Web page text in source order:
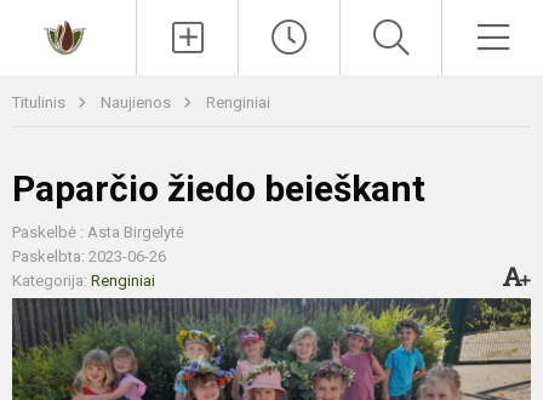
Titulinis Naujienos Renginiai
Paparčio žiedo beieškant
Paskelbė : Asta Birgelytė
Paskelbta: 2023-06-26
Kategorija: Renginiai